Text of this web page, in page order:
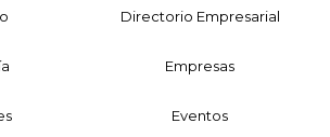
Directorio Empresarial
Empresas
Eventos